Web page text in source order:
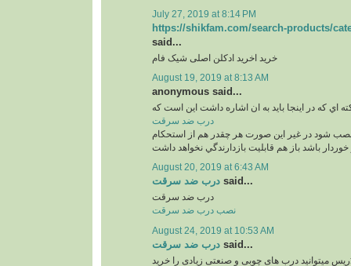
July 27, 2019 at 8:14 PM
https://shikfam.com/search-products/
said...
خرید اخرید ادکلن اصلی شیک فام
August 19, 2019 at 8:13 AM
anonymous said...
اي كه در اينجا بايد به ان اشاره داشت اين است كه
درب ضد سرقت
شود در غير اين صورت هر چقدر هم از استحكام
باشد باز هم قابليت بازدارندگي نخواهد داشت
August 20, 2019 at 6:43 AM
درب ضد سرقت said...
درب ضد سرقت
نصب درب ضد سرقت
August 24, 2019 at 10:53 AM
درب ضد سرقت said...
میتوانید درب های چوبی و صنعتی زیادی را خرید